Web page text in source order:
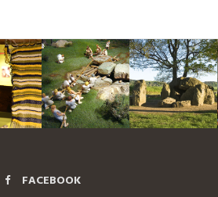
FACEBOOK